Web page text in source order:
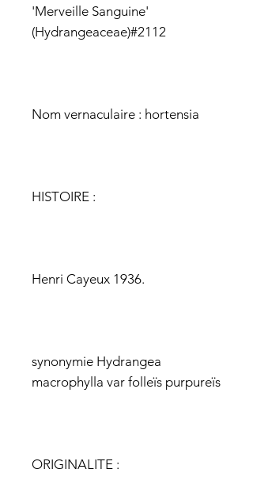
'Merveille Sanguine'
(Hydrangeaceae)#2112
Nom vernaculaire : hortensia
HISTOIRE :
Henri Cayeux 1936.
synonymie Hydrangea
macrophylla var folleïs purpureïs
ORIGINALITE :